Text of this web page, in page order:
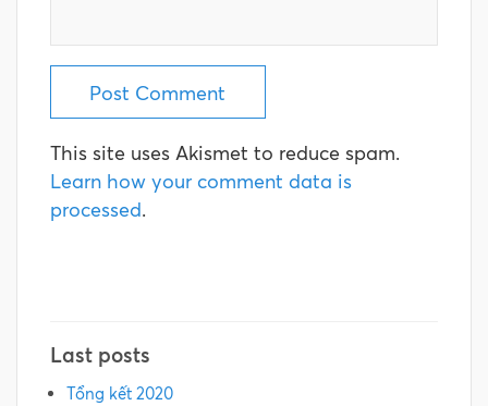
This site uses Akismet to reduce spam.
Learn how your comment data is
processed.
Last posts
Tổng kết 2020